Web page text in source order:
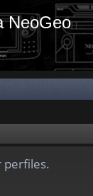
NeoGeo
perfiles.